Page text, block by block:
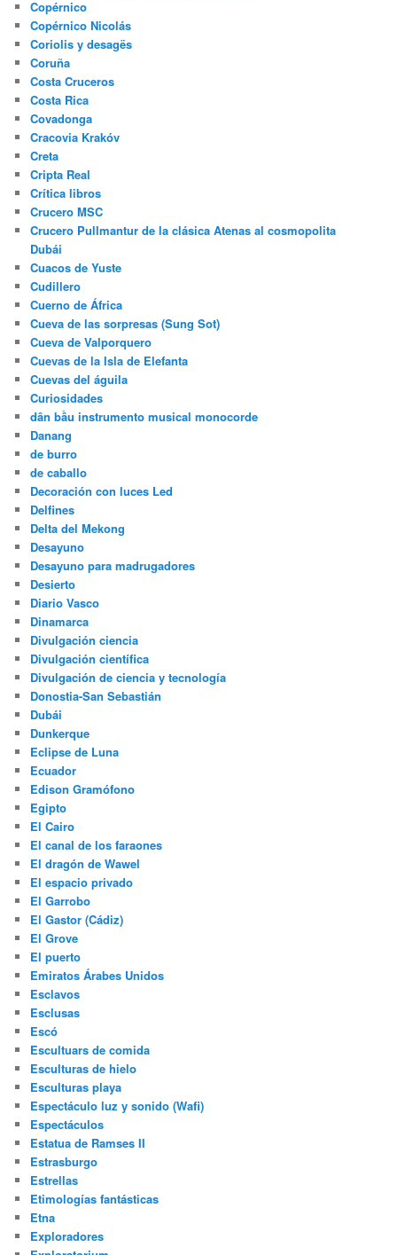
Copérnico
Copérnico Nicolás
Coriolis y desagës
Coruña
Costa Cruceros
Costa Rica
Covadonga
Cracovia Krakóv
Creta
Cripta Real
Crítica libros
Crucero MSC
Crucero Pullmantur de la clásica Atenas al cosmopolita
Dubái
Cuacos de Yuste
Cudillero
Cuerno de África
Cueva de las sorpresas (Sung Sot)
Cueva de Valporquero
Cuevas de la Isla de Elefanta
Cuevas del águila
Curiosidades
dân bầu instrumento musical monocorde
Danang
de burro
de caballo
Decoración con luces Led
Delfines
Delta del Mekong
Desayuno
Desayuno para madrugadores
Desierto
Diario Vasco
Dinamarca
Divulgación ciencia
Divulgación científica
Divulgación de ciencia y tecnología
Donostia-San Sebastián
Dubái
Dunkerque
Eclipse de Luna
Ecuador
Edison Gramófono
Egipto
El Cairo
El canal de los faraones
El dragón de Wawel
El espacio privado
El Garrobo
El Gastor (Cádiz)
El Grove
El puerto
Emiratos Árabes Unidos
Esclavos
Esclusas
Escó
Escultuars de comida
Esculturas de hielo
Esculturas playa
Espectáculo luz y sonido (Wafi)
Espectáculos
Estatua de Ramses II
Estrasburgo
Estrellas
Etimologías fantásticas
Etna
Exploradores